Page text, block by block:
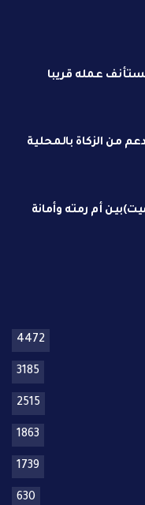
عمله قريبا
أم رمته وأمانة
4472
3185
2515
1863
1739
630